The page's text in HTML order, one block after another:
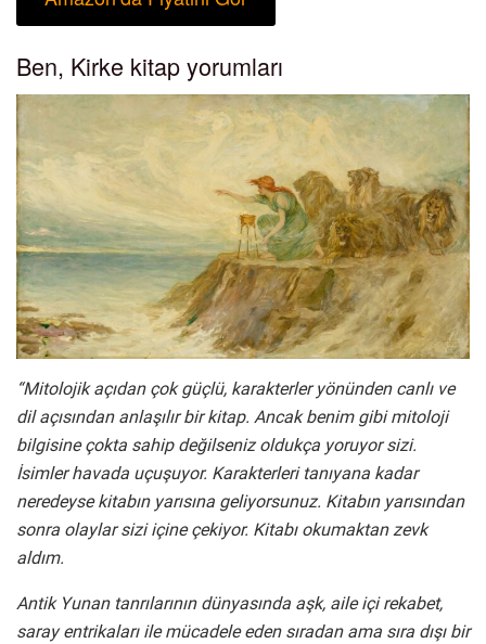
Ben, Kirke kitap yorumları
“Mitolojik açıdan çok güçlü, karakterler yönünden canlı ve
dil açısından anlaşılır bir kitap. Ancak benim gibi mitoloji
bilgisine çokta sahip değilseniz oldukça yoruyor sizi.
İsimler havada uçuşuyor. Karakterleri tanıyana kadar
neredeyse kitabın yarısına geliyorsunuz. Kitabın yarısından
sonra olaylar sizi içine çekiyor. Kitabı okumaktan zevk
aldım.
Antik Yunan tanrılarının dünyasında aşk, aile içi rekabet,
saray entrikaları ile mücadele eden sıradan ama sıra dışı bir